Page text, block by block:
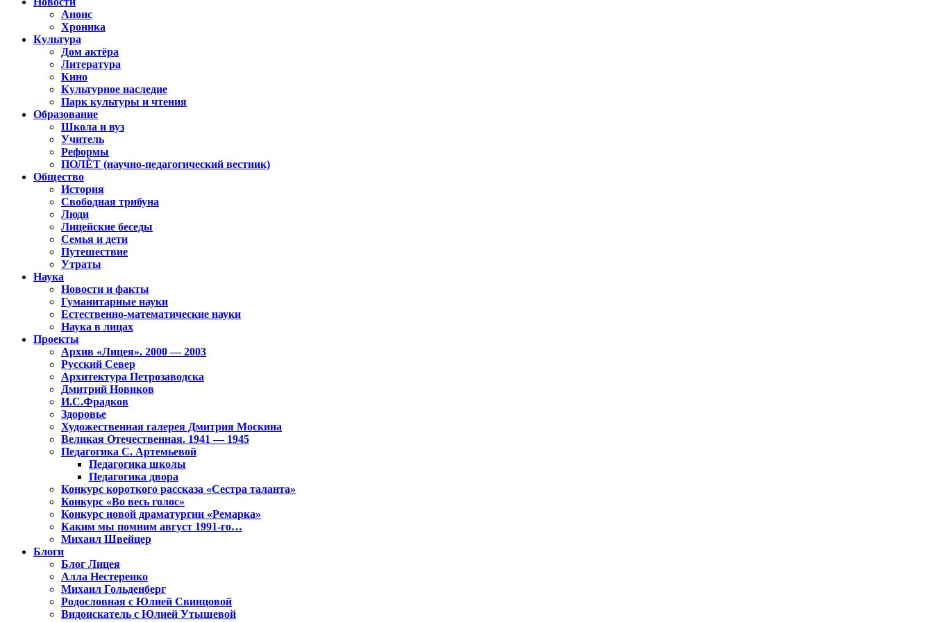
Анонс
Хроника
Культура
Дом актёра
Литература
Кино
Культурное наследие
Парк культуры и чтения
Образование
Школа и вуз
Учитель
Реформы
ПОЛЁТ (научно-педагогический вестник)
Общество
История
Свободная трибуна
Люди
Лицейские беседы
Семья и дети
Путешествие
Утраты
Наука
Новости и факты
Гуманитарные науки
Естественно-математические науки
Наука в лицах
Проекты
Архив «Лицея». 2000 — 2003
Русский Север
Архитектура Петрозаводска
Дмитрий Новиков
И.С.Фрадков
Здоровье
Художественная галерея Дмитрия Москина
Великая Отечественная. 1941 — 1945
Педагогика С. Артемьевой
Педагогика школы
Педагогика двора
Конкурс короткого рассказа «Сестра таланта»
Конкурс «Во весь голос»
Конкурс новой драматургии «Ремарка»
Каким мы помним август 1991-го…
Михаил Швейцер
Блоги
Блог Лицея
Алла Нестеренко
Михаил Гольденберг
Родословная с Юлией Свинцовой
Видоискатель с Юлией Утышевой